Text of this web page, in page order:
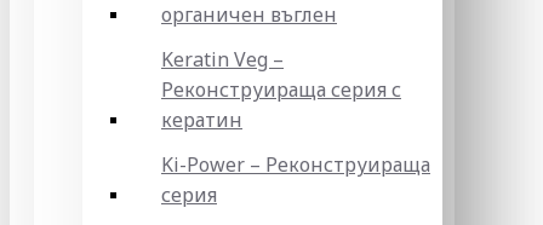
органичен въглен
Keratin Veg –
Реконструираща серия с
кератин
Ki-Power – Реконструираща
серия